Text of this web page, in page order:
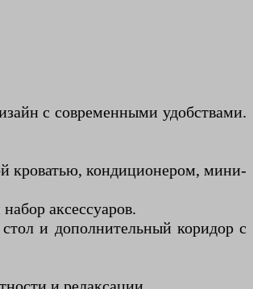
с современными удобствами.
кроватью, кондиционером, мини-
аксессуаров.
и дополнительный коридор с